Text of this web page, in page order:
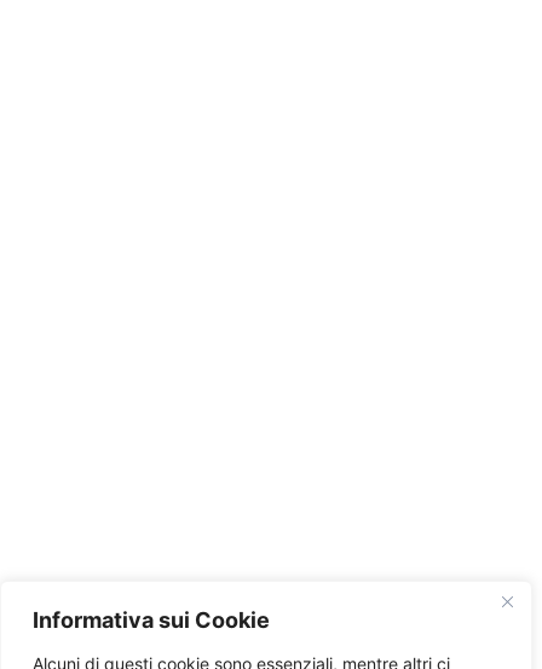
Informativa sui Cookie
Alcuni di questi cookie sono essenziali, mentre altri ci